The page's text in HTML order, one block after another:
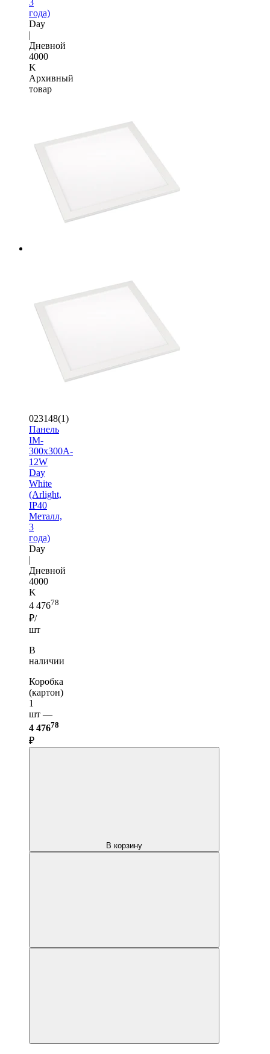
года)
Day
|
Дневной
4000
K
Архивный
товар
023148(1)
Панель
IM-
300x300A-
12W
Day
White
(Arlight,
IP40
Металл,
3
года)
Day
|
Дневной
4000
K
4 47678
₽/
шт
В
наличии
Коробка
(картон)
1
шт —
4 47678
₽
В корзину